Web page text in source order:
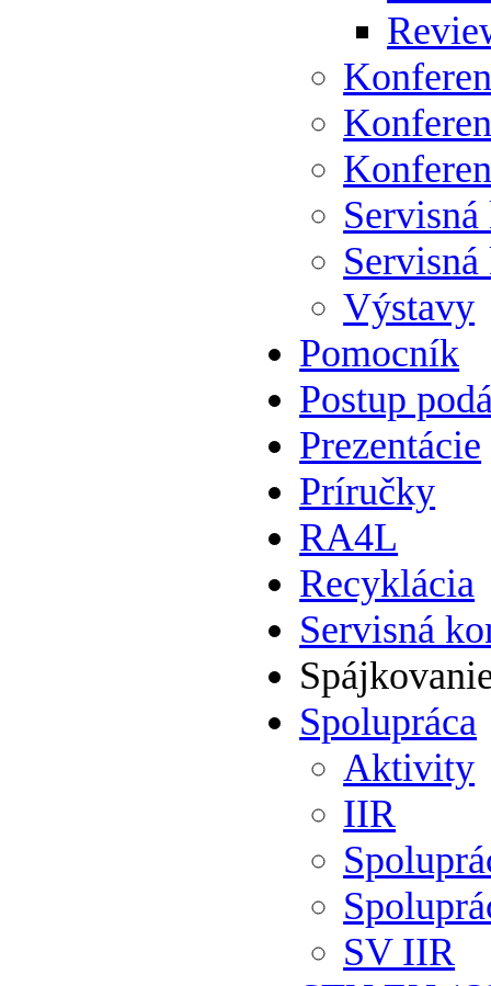
Výstavy
Pomocník
Postup
Prezentácie
Príručky
RA4L
Recyklácia
Servisná
Spolupráca
Aktivity
IIR
SV IIR